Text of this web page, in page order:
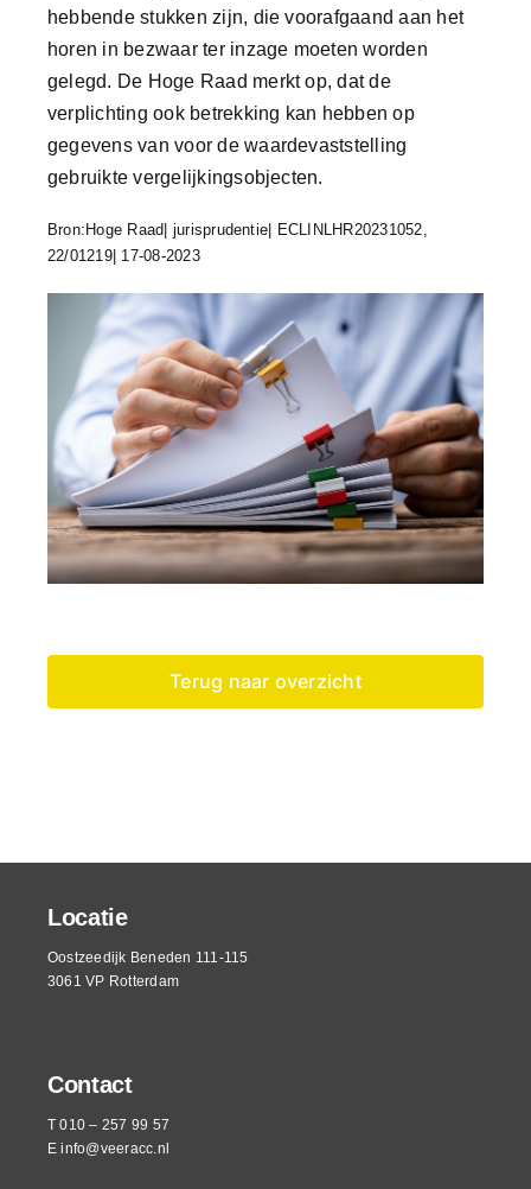
hebbende stukken zijn, die voorafgaand aan het
horen in bezwaar ter inzage moeten worden
gelegd. De Hoge Raad merkt op, dat de
verplichting ook betrekking kan hebben op
gegevens van voor de waardevaststelling
gebruikte vergelijkingsobjecten.
Bron:Hoge Raad| jurisprudentie| ECLINLHR20231052,
22/01219| 17-08-2023
Terug naar overzicht
Locatie
Oostzeedijk Beneden 111-115
3061 VP Rotterdam
Contact
T 010 – 257 99 57
Einfo@veeracc.nl